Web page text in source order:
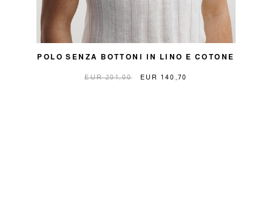
POLO SENZA BOTTONI IN LINO E COTONE
EUR 201,00 EUR 140,70